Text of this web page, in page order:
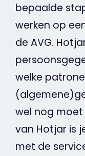
bepaalde
werken op
de AVG.
welke
wel nog
van Hotjar is
met de